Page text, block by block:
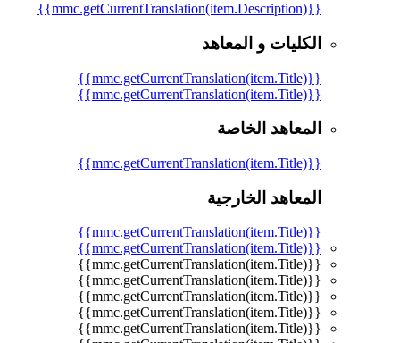
{{mmc.getCurrentTranslation(item.Description)}}
الكليات و المعاهد
{{mmc.getCurrentTranslation(item.Title)}}
{{mmc.getCurrentTranslation(item.Title)}}
المعاهد الخاصة
{{mmc.getCurrentTranslation(item.Title)}}
المعاهد الخارجية
{{mmc.getCurrentTranslation(item.Title)}}
{{mmc.getCurrentTranslation(item.Title)}}
{{mmc.getCurrentTranslation(item.Title)}}
{{mmc.getCurrentTranslation(item.Title)}}
{{mmc.getCurrentTranslation(item.Title)}}
{{mmc.getCurrentTranslation(item.Title)}}
{{mmc.getCurrentTranslation(item.Title)}}